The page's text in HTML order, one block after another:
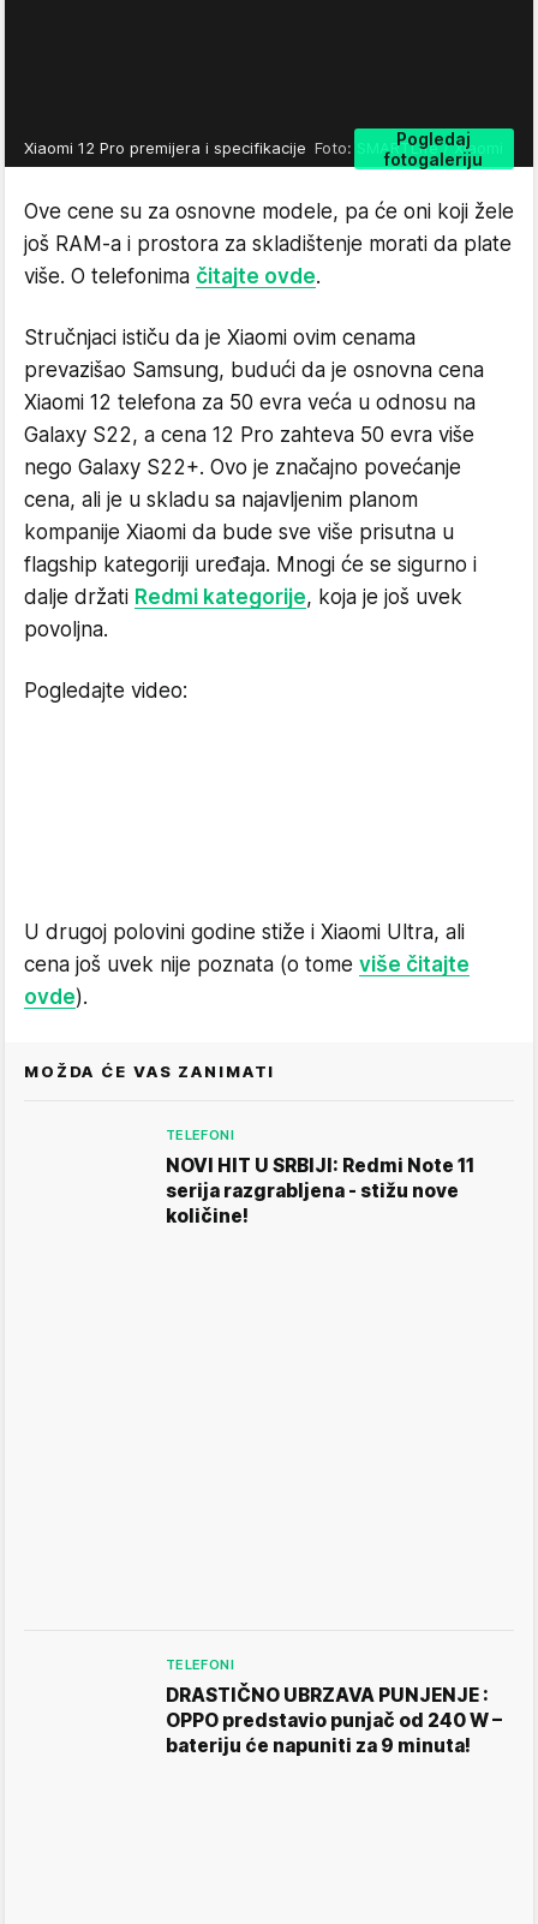
Pogledaj
fotogaleriju
Xiaomi 12 Pro premijera i specifikacije Foto: SMARTLife / Xiaomi
Ove cene su za osnovne modele, pa će oni koji žele
još RAM-a i prostora za skladištenje morati da plate
više. O telefonima čitajte ovde.
Stručnjaci ističu da je Xiaomi ovim cenama
prevazišao Samsung, budući da je osnovna cena
Xiaomi 12 telefona za 50 evra veća u odnosu na
Galaxy S22, a cena 12 Pro zahteva 50 evra više
nego Galaxy S22+. Ovo je značajno povećanje
cena, ali je u skladu sa najavljenim planom
kompanije Xiaomi da bude sve više prisutna u
flagship kategoriji uređaja. Mnogi će se sigurno i
dalje držati Redmi kategorije, koja je još uvek
povoljna.
Pogledajte video:
U drugoj polovini godine stiže i Xiaomi Ultra, ali
cena još uvek nije poznata (o tome više čitajte
ovde).
MOŽDA ĆE VAS ZANIMATI
TELEFONI
NOVI HIT U SRBIJI: Redmi Note 11
serija razgrabljena - stižu nove
količine!
TELEFONI
DRASTIČNO UBRZAVA PUNJENJE :
OPPO predstavio punjač od 240 W –
bateriju će napuniti za 9 minuta!